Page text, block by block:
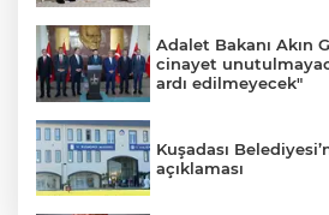
Adalet Bakanı Akın
cinayet
ardı edilmeyecek"
Kuşadası
açıklaması